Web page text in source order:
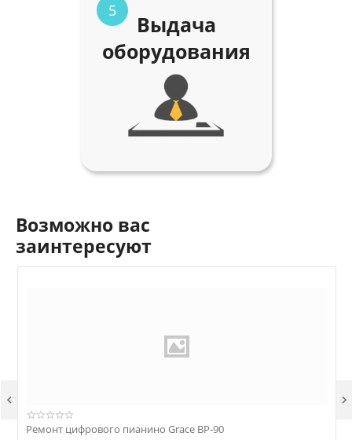
5
Выдача
оборудования
Возможно вас
заинтересуют
Ремонт цифрового пианино Grace BP-90
 